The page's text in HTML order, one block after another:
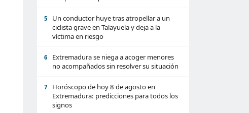
5
Un conductor huye tras atropellar a un
ciclista grave en Talayuela y deja a la
víctima en riesgo
6
Extremadura se niega a acoger menores
no acompañados sin resolver su situación
7
Horóscopo de hoy 8 de agosto en
Extremadura: predicciones para todos los
signos